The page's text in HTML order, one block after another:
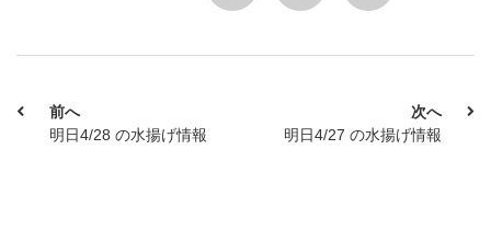
前へ
明日4/28 の水揚げ情報
次へ
明日4/27 の水揚げ情報